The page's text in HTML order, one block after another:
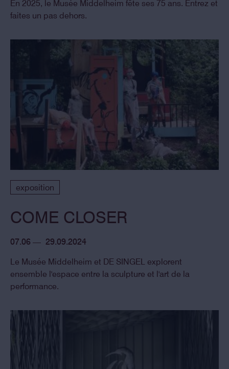
En 2025, le Musée Middelheim fête ses 75 ans. Entrez et
faites un pas dehors.
exposition
COME CLOSER
07.06 — 29.09.2024
Le Musée Middelheim et DE SINGEL explorent
ensemble l'espace entre la sculpture et l'art de la
performance.